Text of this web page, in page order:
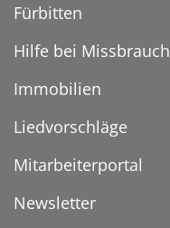
Fürbitten
Hilfe bei Missbrauch
Immobilien
Liedvorschläge
Mitarbeiterportal
Newsletter